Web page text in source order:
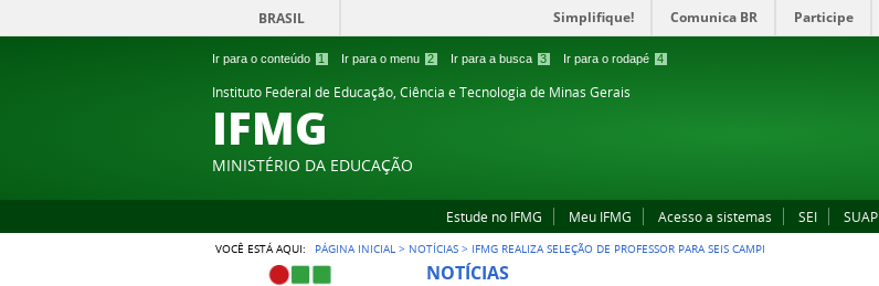
Ir para o conteúdo 1 Ir para o menu 2 Ir para a busca 3 Ir para o rodapé 4
BRASIL Simplifique! Comunica BR Participe
Instituto Federal de Educação, Ciência e Tecnologia de Minas Gerais
IFMG
MINISTÉRIO DA EDUCAÇÃO
Estude no IFMG Meu IFMG Acesso a sistemas SEI SUAP
VOCÊ ESTÁ AQUI: PÁGINA INICIAL > NOTÍCIAS > IFMG REALIZA SELEÇÃO DE PROFESSOR PARA SEIS CAMPI
NOTÍCIAS